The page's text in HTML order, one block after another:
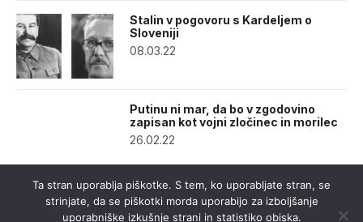
Stalin v pogovoru s Kardeljem o
Sloveniji
08.03.22
Putinu ni mar, da bo v zgodovino
zapisan kot vojni zločinec in morilec
26.02.22
Ta stran uporablja piškotke. S tem, ko uporabljate stran, se
strinjate, da se piškotki morda uporabijo za izboljšanje
uporabniške izkušnje strani in statistiko obiska.